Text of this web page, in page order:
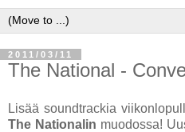
2011/03/11
The National -
Lisää soundtrackia
The Nationalin muodossa!